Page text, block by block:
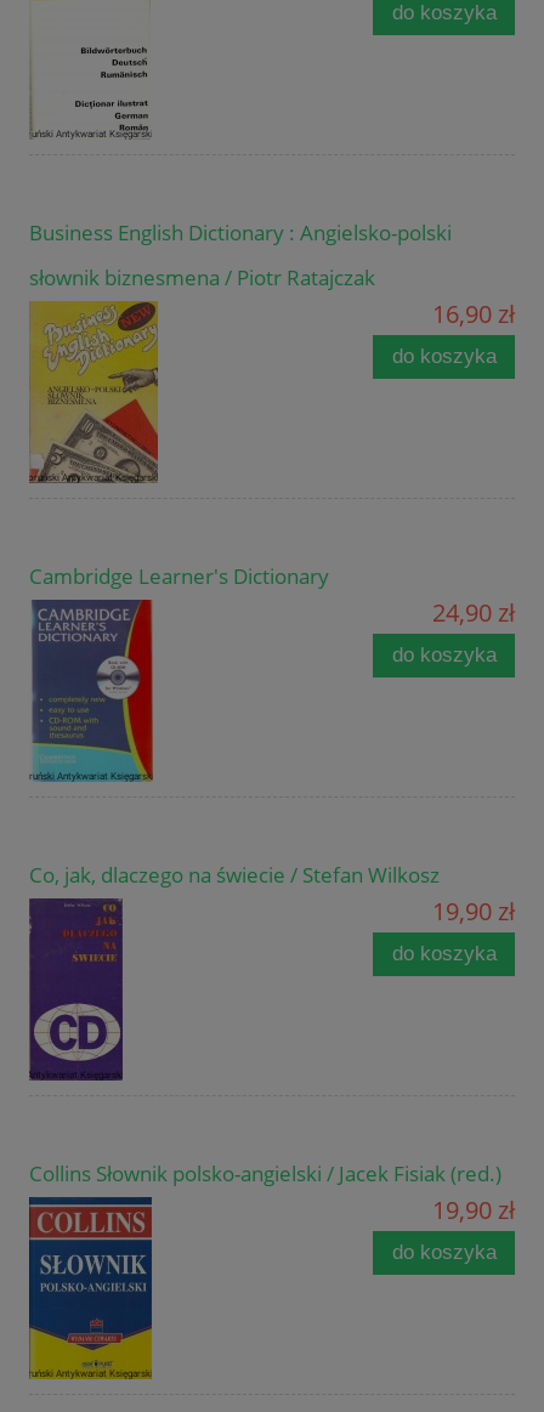
do koszyka
Business English Dictionary : Angielsko-polski
słownik biznesmena / Piotr Ratajczak
16,90 zł
do koszyka
Cambridge Learner's Dictionary
24,90 zł
do koszyka
Co, jak, dlaczego na świecie / Stefan Wilkosz
19,90 zł
do koszyka
Collins Słownik polsko-angielski / Jacek Fisiak (red.)
19,90 zł
do koszyka